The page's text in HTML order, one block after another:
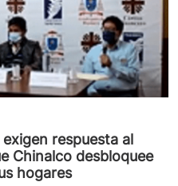
respuesta al
Chinalco desbloquee
hogares